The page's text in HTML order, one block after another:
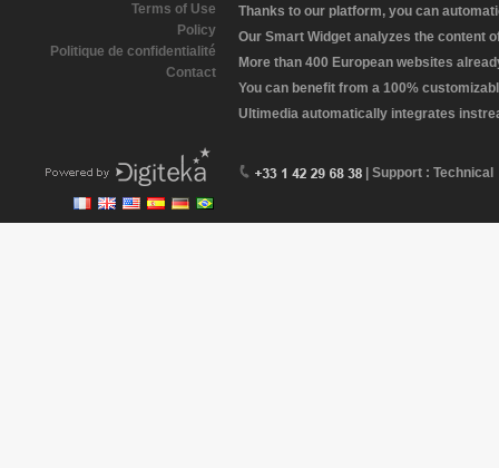
Terms of Use
Policy
Politique de confidentialité
Contact
Thanks to our platform, you can
Our Smart Widget analyzes the content
More than 400 European websites
You can benefit from a 100%
Ultimedia automatically integrates
| Support : Technical